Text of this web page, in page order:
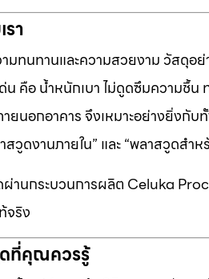
า
ทนทานและความสวยงาม วัสดุอย่
คือ น้ำหนักเบา ไม่ดูดซึมความชื้น
ายนอกอาคาร จึงเหมาะอย่างยิ่ง
สวูดงานภายใน” และ “พลาสวูดสำ
นกระบวนการผลิต Celuka
จริง
ที่คุณควรรู้